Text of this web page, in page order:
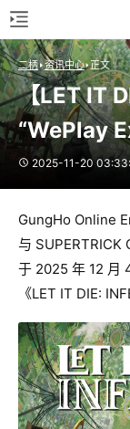
二柄 资讯中心 正文
【LET IT
“WePlay
2025-11-20
GungHo Online
与 SUPERTRICK
于 2025 年 12 月
《LET IT DIE: